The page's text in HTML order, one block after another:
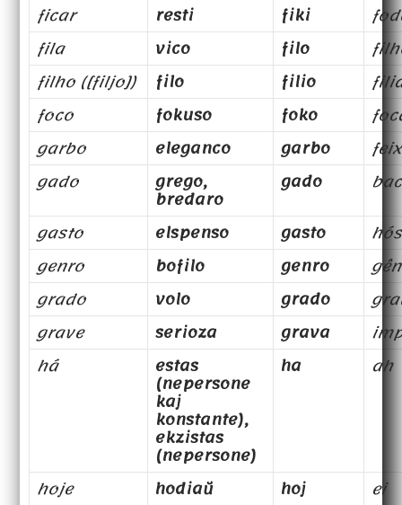
ficar
resti fiki
fila
vico filo
filho ([filjo])
filo filio
foco
fokuso foko
garbo
eleganco garbo
gado
grego,
bredaro
gado
gasto
elspenso gasto
genro
bofilo genro
grado
volo grado
grave
serioza grava
há
estas
(nepersone
kaj
konstante),
ekzistas
(nepersone)
ha ah
hoje hodiaŭ hoj
ei